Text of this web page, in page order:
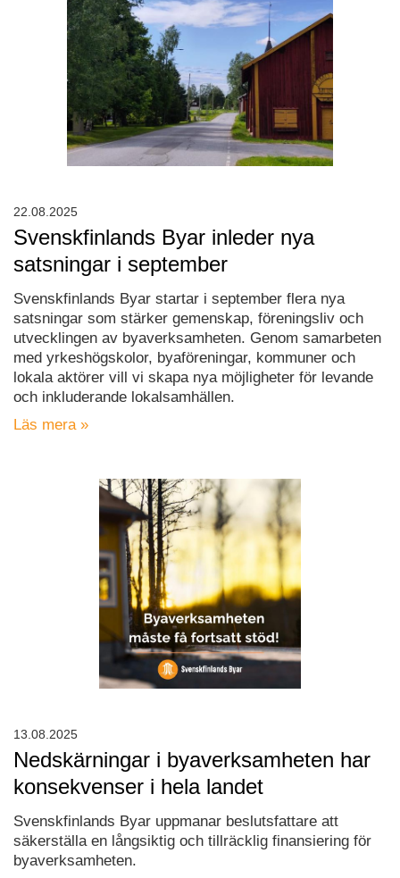
Svenskfinlands Byar inleder nya
satsningar i september
Svenskfinlands Byar startar i september flera nya
satsningar som stärker gemenskap, föreningsliv och
utvecklingen av byaverksamheten. Genom samarbeten
med yrkeshögskolor, byaföreningar, kommuner och
lokala aktörer vill vi skapa nya möjligheter för levande
och inkluderande lokalsamhällen.
Läs mera »
22.08.2025
Nedskärningar i byaverksamheten har
konsekvenser i hela landet
Svenskfinlands Byar uppmanar beslutsfattare att
säkerställa en långsiktig och tillräcklig finansiering för
byaverksamheten.
13.08.2025